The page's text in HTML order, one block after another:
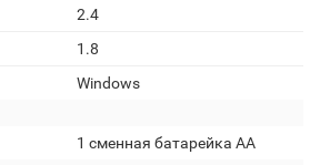
2.4
1.8
Windows
1 сменная батарейка АА